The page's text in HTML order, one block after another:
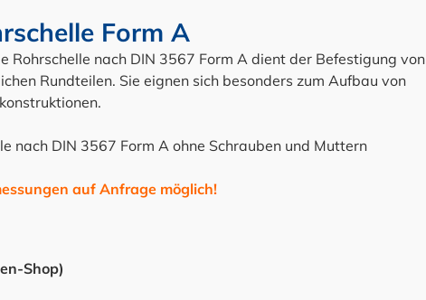
Form A
Rohrschelle nach DIN 3567 Form A dient der Befestigung von
Rundteilen. Sie eignen sich besonders zum Aufbau von
nach DIN 3567 Form A ohne Schrauben und Muttern
auf Anfrage möglich!
Shop)